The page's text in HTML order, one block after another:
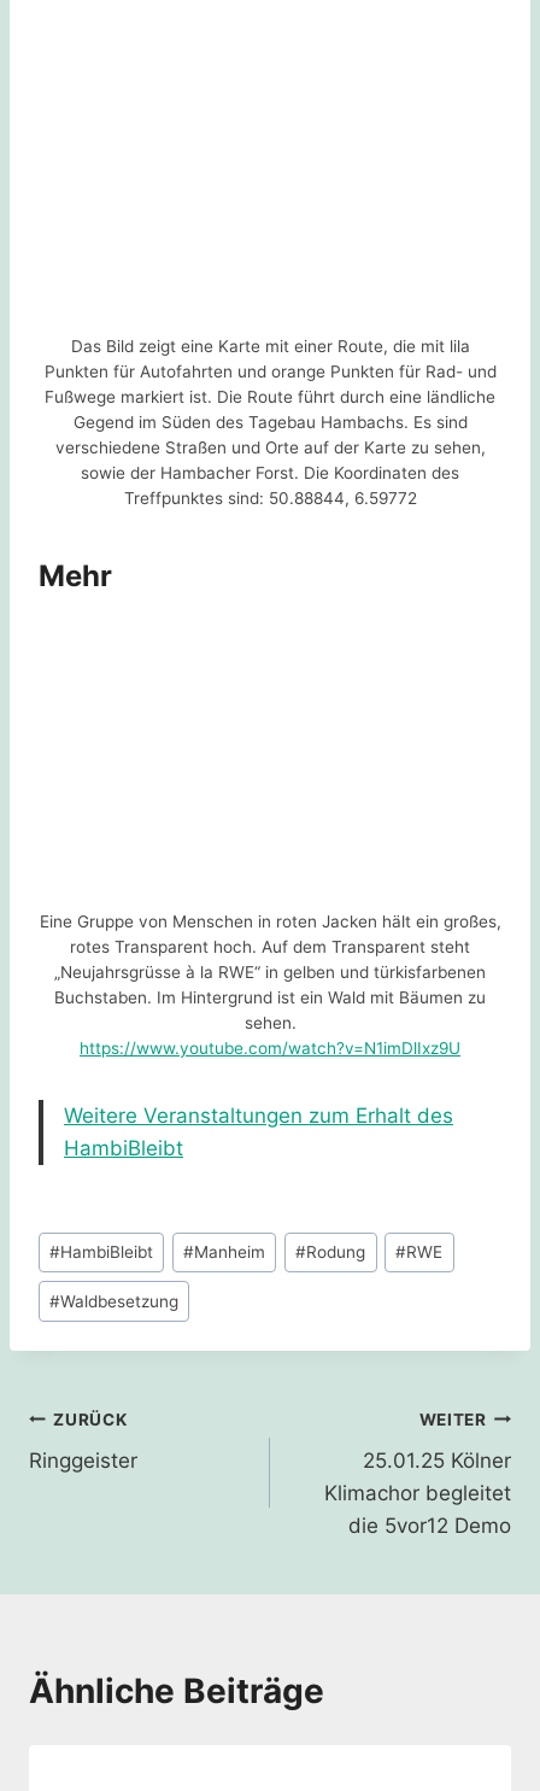
Das Bild zeigt eine Karte mit einer Route, die mit lila
Punkten für Autofahrten und orange Punkten für Rad- und
Fußwege markiert ist. Die Route führt durch eine ländliche
Gegend im Süden des Tagebau Hambachs. Es sind
verschiedene Straßen und Orte auf der Karte zu sehen,
sowie der Hambacher Forst. Die Koordinaten des
Treffpunktes sind: 50.88844, 6.59772
Mehr
Eine Gruppe von Menschen in roten Jacken hält ein großes,
rotes Transparent hoch. Auf dem Transparent steht
„Neujahrsgrüsse à la RWE“ in gelben und türkisfarbenen
Buchstaben. Im Hintergrund ist ein Wald mit Bäumen zu
sehen.
https://www.youtube.com/watch?v=N1imDlIxz9U
Weitere Veranstaltungen zum Erhalt des
HambiBleibt
Schlagworte:
#HambiBleibt #Manheim #Rodung #RWE
#Waldbesetzung
Beitragsnavigation
ZURÜCK
Ringgeister
WEITER
25.01.25 Kölner
Klimachor begleitet
die 5vor12 Demo
Ähnliche Beiträge